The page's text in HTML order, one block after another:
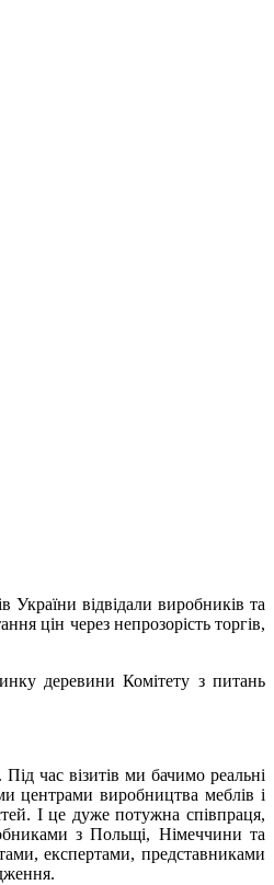
України відвідали виробників та
цін через непрозорість торгів,
деревини Комітету з питань
час візитів ми бачимо реальні
центрами виробництва меблів і
І це дуже потужна співпраця,
з Польщі, Німеччини та
експертами, представниками